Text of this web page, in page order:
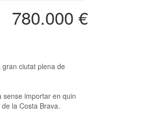
780.000 €
sense importar en quin
la Costa Brava.